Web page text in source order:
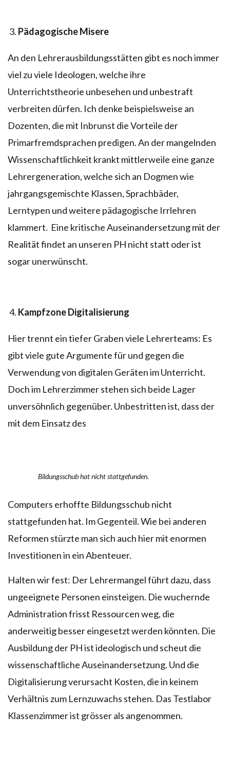
Pädagogische Misere
An den Lehrerausbildungsstätten gibt es noch immer
viel zu viele Ideologen, welche ihre
Unterrichtstheorie unbesehen und unbestraft
verbreiten dürfen. Ich denke beispielsweise an
Dozenten, die mit Inbrunst die Vorteile der
Primarfremdsprachen predigen. An der mangelnden
Wissenschaftlichkeit krankt mittlerweile eine ganze
Lehrergeneration, welche sich an Dogmen wie
jahrgangsgemischte Klassen, Sprachbäder,
Lerntypen und weitere pädagogische Irrlehren
klammert. Eine kritische Auseinandersetzung mit der
Realität findet an unseren PH nicht statt oder ist
sogar unerwünscht.
Kampfzone Digitalisierung
Hier trennt ein tiefer Graben viele Lehrerteams: Es
gibt viele gute Argumente für und gegen die
Verwendung von digitalen Geräten im Unterricht.
Doch im Lehrerzimmer stehen sich beide Lager
unversöhnlich gegenüber. Unbestritten ist, dass der
mit dem Einsatz des
Bildungsschub hat nicht stattgefunden.
Computers erhoffte Bildungsschub nicht
stattgefunden hat. Im Gegenteil. Wie bei anderen
Reformen stürzte man sich auch hier mit enormen
Investitionen in ein Abenteuer.
Halten wir fest: Der Lehrermangel führt dazu, dass
ungeeignete Personen einsteigen. Die wuchernde
Administration frisst Ressourcen weg, die
anderweitig besser eingesetzt werden könnten. Die
Ausbildung der PH ist ideologisch und scheut die
wissenschaftliche Auseinandersetzung. Und die
Digitalisierung verursacht Kosten, die in keinem
Verhältnis zum Lernzuwachs stehen. Das Testlabor
Klassenzimmer ist grösser als angenommen.